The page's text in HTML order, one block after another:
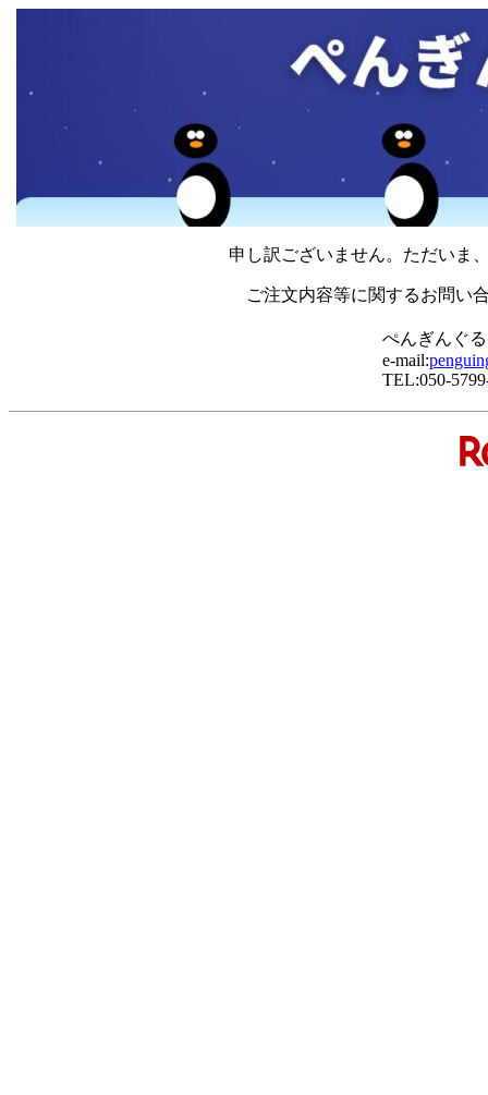
申し訳ございません。ただいま
ご注文内容等に関するお問い
ぺんぎんぐ
e-mail:
TEL:050-